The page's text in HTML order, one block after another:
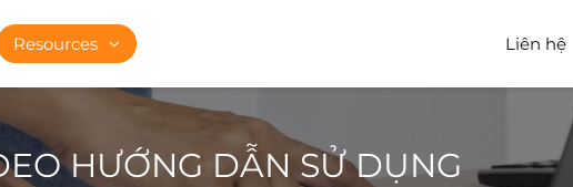
Resources Liên hệ
HƯỚNG DẪN SỬ DỤNG